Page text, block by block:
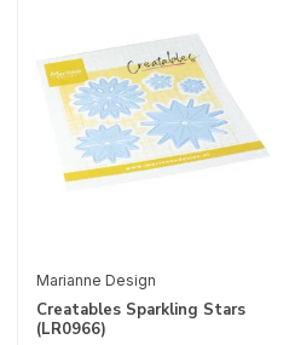
Marianne Design
Creatables Sparkling Stars
(LR0966)